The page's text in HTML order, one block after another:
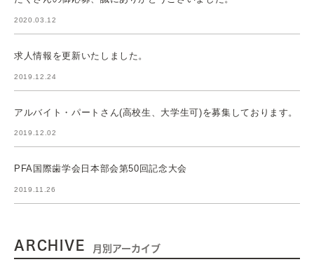
2020.03.12
求人情報を更新いたしました。
2019.12.24
アルバイト・パートさん(高校生、大学生可)を募集しております。
2019.12.02
PFA国際歯学会日本部会第50回記念大会
2019.11.26
ARCHIVE 月別アーカイブ